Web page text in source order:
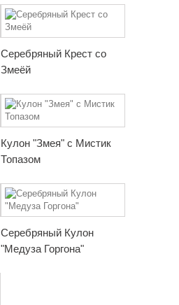
Серебряный Крест со
Змеёй
Кулон "Змея" с Мистик
Топазом
Серебряный Кулон
"Медуза Горгона"